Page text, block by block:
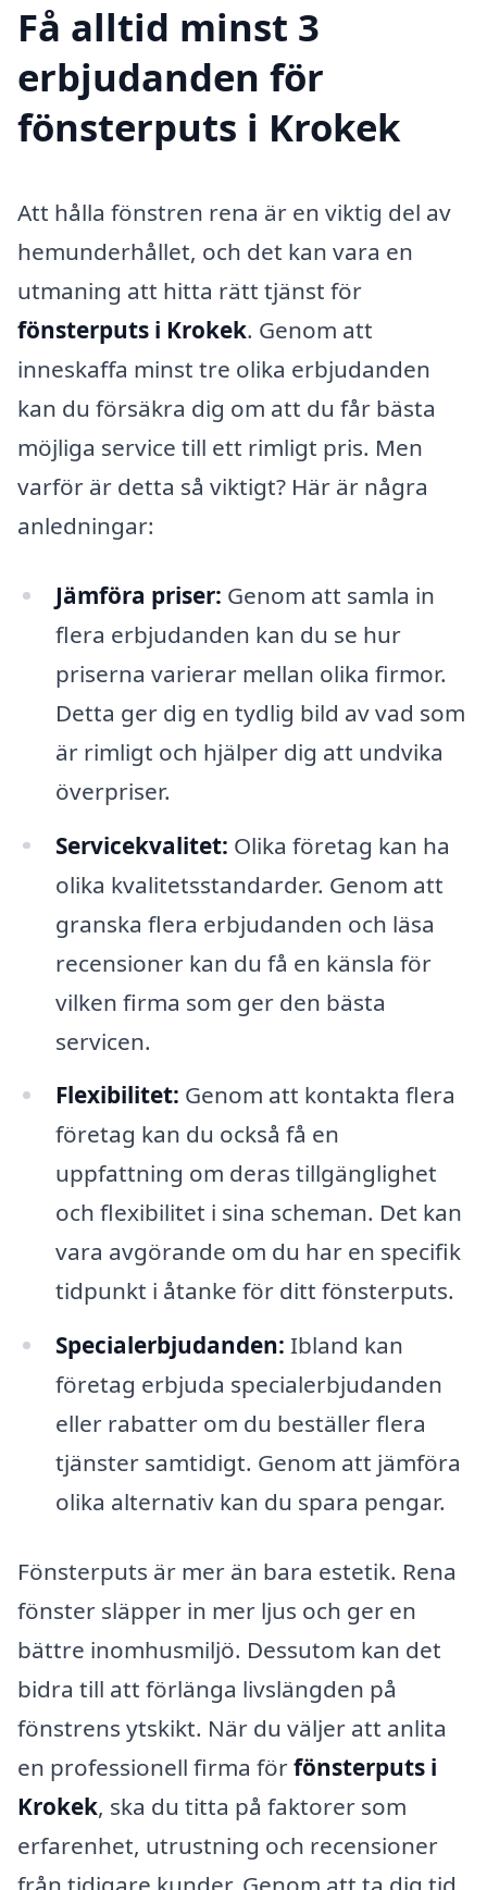
Få alltid minst 3
erbjudanden för
fönsterputs i Krokek
Att hålla fönstren rena är en viktig del av
hemunderhållet, och det kan vara en
utmaning att hitta rätt tjänst för
fönsterputs i Krokek. Genom att
inneskaffa minst tre olika erbjudanden
kan du försäkra dig om att du får bästa
möjliga service till ett rimligt pris. Men
varför är detta så viktigt? Här är några
anledningar:
Jämföra priser: Genom att samla in
flera erbjudanden kan du se hur
priserna varierar mellan olika firmor.
Detta ger dig en tydlig bild av vad som
är rimligt och hjälper dig att undvika
överpriser.
Servicekvalitet: Olika företag kan ha
olika kvalitetsstandarder. Genom att
granska flera erbjudanden och läsa
recensioner kan du få en känsla för
vilken firma som ger den bästa
servicen.
Flexibilitet: Genom att kontakta flera
företag kan du också få en
uppfattning om deras tillgänglighet
och flexibilitet i sina scheman. Det kan
vara avgörande om du har en specifik
tidpunkt i åtanke för ditt fönsterputs.
Specialerbjudanden: Ibland kan
företag erbjuda specialerbjudanden
eller rabatter om du beställer flera
tjänster samtidigt. Genom att jämföra
olika alternativ kan du spara pengar.
Fönsterputs är mer än bara estetik. Rena
fönster släpper in mer ljus och ger en
bättre inomhusmiljö. Dessutom kan det
bidra till att förlänga livslängden på
fönstrens ytskikt. När du väljer att anlita
en professionell firma förfönsterputs i
Krokek, ska du titta på faktorer som
erfarenhet, utrustning och recensioner